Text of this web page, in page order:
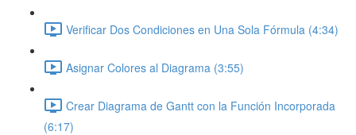
Verificar Dos Condiciones en Una Sola Fórmula (4:34)
Asignar Colores al Diagrama (3:55)
Crear Diagrama de Gantt con la Función Incorporada
(6:17)